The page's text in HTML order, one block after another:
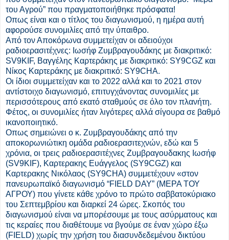
του Αγρού” που πραγματοποιήθηκε πρόσφατα!
Οπως είναι και ο τίτλος του διαγωνισμού, η ημέρα αυτή
αφορούσε συνομιλίες από την ύπαιθρο.
Από τον Αποκόρωνα συμμετείχαν οι αδειούχοι
ραδιοερασιτέχνες: Ιωσήφ Ζυμβραγουδάκης με διακριτικό:
SV9KIF, Βαγγέλης Καρτεράκης με διακριτικό: SY9CGZ και
Νίκος Καρτεράκης με διακριτικό: SY9CHA.
Οι ίδιοι συμμετείχαν και το 2022 αλλά και το 2021 στον
αντίστοιχο διαγωνισμό, επιτυγχάνοντας συνομιλίες με
περισσότερους από εκατό σταθμούς σε όλο τον πλανήτη.
Φέτος, οι συνομιλίες ήταν λιγότερες αλλά σίγουρα σε βαθμό
ικανοποιητικό.
Οπως σημειώνει ο κ. Ζυμβραγουδάκης από την
αποκορωνιώτικη ομάδα ραδιοερασιτεχνών, εδώ και 5
χρόνια, οι τρεις ραδιοερασιτέχνες Ζυμβραγουδακης Ιωσήφ
(SV9KIF), Καρτερακης Ευάγγελος (SY9CGZ) και
Καρτερακης Νικόλαος (SY9CHA) συμμετέχουν «στον
πανευρωπαϊκό διαγωνισμό “FIELD DAY” (ΜΕΡΑ ΤΟΥ
ΑΓΡΟΥ) που γίνετε κάθε χρόνο το πρώτο σαββατοκύριακο
του Σεπτεμβρίου και διαρκεί 24 ώρες. Σκοπός του
διαγωνισμού είναι να μπορέσουμε με τους ασύρματους και
τις κεραίες που διαθέτουμε να βγούμε σε έναν χώρο έξω
(FIELD) χωρίς την χρήση του διασυνδεδεμένου δικτύου